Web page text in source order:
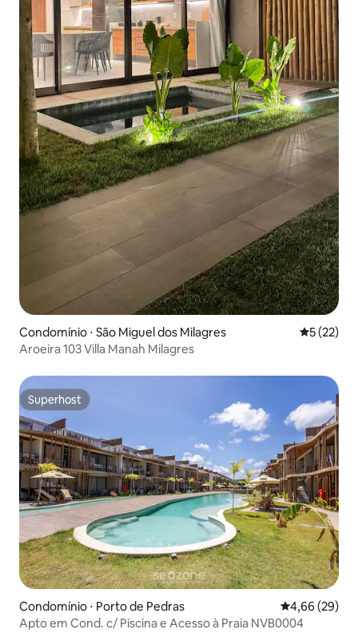
Condomínio ⋅ São Miguel dos Milagres 5 de uma
5 (22)
Aroeira 103 Villa Manah Milagres
Superhost
Superhost
Condomínio ⋅ Porto de Pedras 4,66 de uma
4,66 (29)
Apto em Cond. c/ Piscina e Acesso à Praia NVB0004